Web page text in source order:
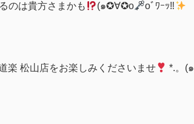
のは貴方さまかも (๑✪∀✪o
oﾞﾜｰｯ‼
楽 松山店をお楽しみくださいませ
*.。(๑